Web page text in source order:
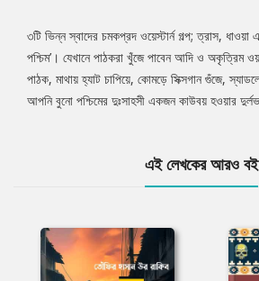
Tab
Article
৩টি ভিন্ন স্বাদের চমকপ্রদ ওয়েস্টার্ন গল্প; ত্রাস,
পশ্চিম’। যেখানে পাঠকরা খুঁজে পাবেন আদি ও অকৃত্রিম
পাঠক, মাথায় হ্যাট চাপিয়ে, কোমড়ে সিক্সগান গুঁজে,
আপনি বুনো পশ্চিমের দুঃসাহসী একজন কাউবয় হওয়ার
এই লেখকের আরও বই